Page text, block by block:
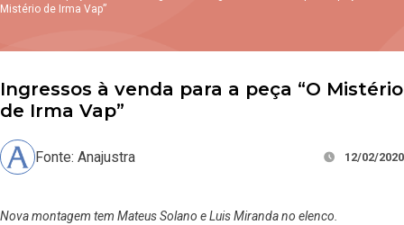
Mistério de Irma Vap”
Ingressos à venda para a peça “O Mistério
de Irma Vap”
Fonte: Anajustra 12/02/2020
Nova montagem tem Mateus Solano e Luis Miranda no elenco.